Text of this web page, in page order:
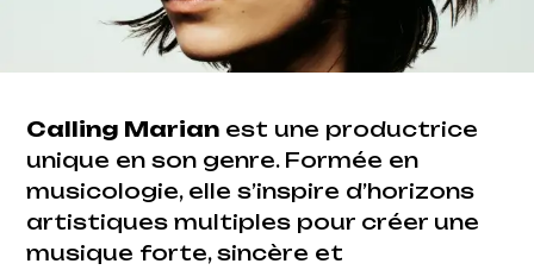
Calling Marianest une productrice
unique en son genre. Formée en
musicologie, elle s’inspire d’horizons
artistiques multiples pour créer une
musique forte, sincère et